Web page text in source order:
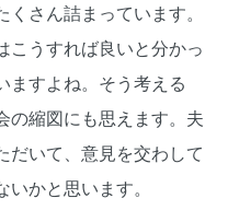
さん詰まっています。
こうすれば良いと分かっ
ますよね。そう考える
の縮図にも思えます。夫
だいて、意見を交わして
かと思います。